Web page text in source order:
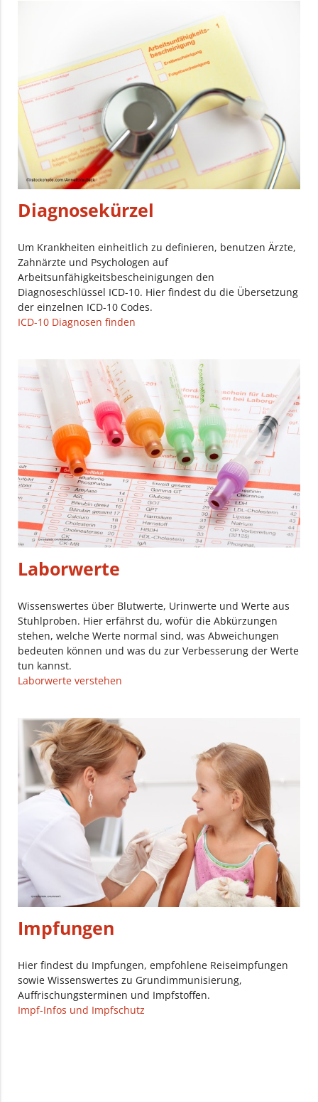
Diagnosekürzel
Um Krankheiten einheitlich zu definieren, benutzen Ärzte,
Zahnärzte und Psychologen auf
Arbeitsunfähigkeitsbescheinigungen den
Diagnoseschlüssel ICD-10. Hier findest du die Übersetzung
der einzelnen ICD-10 Codes.
ICD-10 Diagnosen finden
Laborwerte
Wissenswertes über Blutwerte, Urinwerte und Werte aus
Stuhlproben. Hier erfährst du, wofür die Abkürzungen
stehen, welche Werte normal sind, was Abweichungen
bedeuten können und was du zur Verbesserung der Werte
tun kannst.
Laborwerte verstehen
Impfungen
Hier findest du Impfungen, empfohlene Reiseimpfungen
sowie Wissenswertes zu Grundimmunisierung,
Auffrischungsterminen und Impfstoffen.
Impf-Infos und Impfschutz